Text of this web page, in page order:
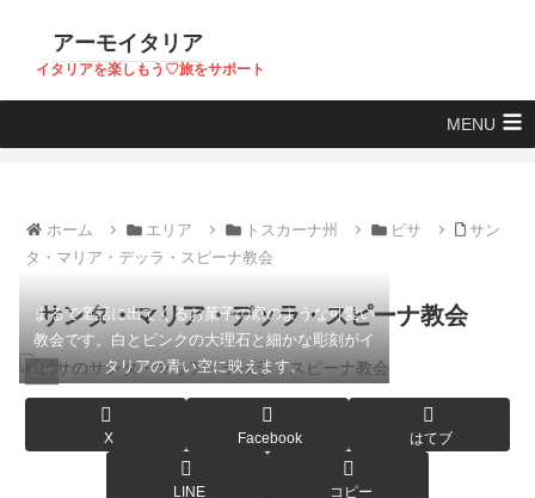
アーモイタリア
イタリアを楽しもう♡旅をサポート
MENU
ホーム エリア トスカーナ州 ピサ
サン
タ・マリア・デッラ・スピーナ教会
サンタ・マリア・デッラ・スピーナ教会
ピサ
まるで童話に出てくるお菓子の家のような可愛い
教会です。白とピンクの大理石と細かな彫刻がイ
タリアの青い空に映えます。
X Facebook はてブ
LINE コピー